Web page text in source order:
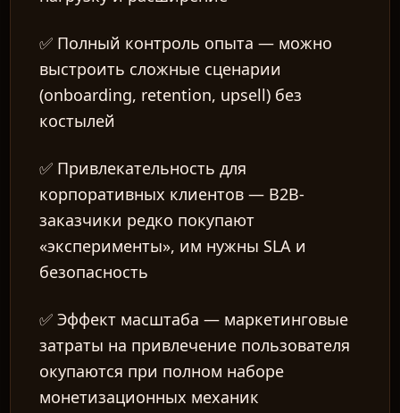
✅ Полный контроль опыта — можно
выстроить сложные сценарии
(onboarding, retention, upsell) без
костылей
✅ Привлекательность для
корпоративных клиентов — B2B-
заказчики редко покупают
«эксперименты», им нужны SLA и
безопасность
✅Эффект масштаба — маркетинговые
затраты на привлечение пользователя
окупаются при полном наборе
монетизационных механик